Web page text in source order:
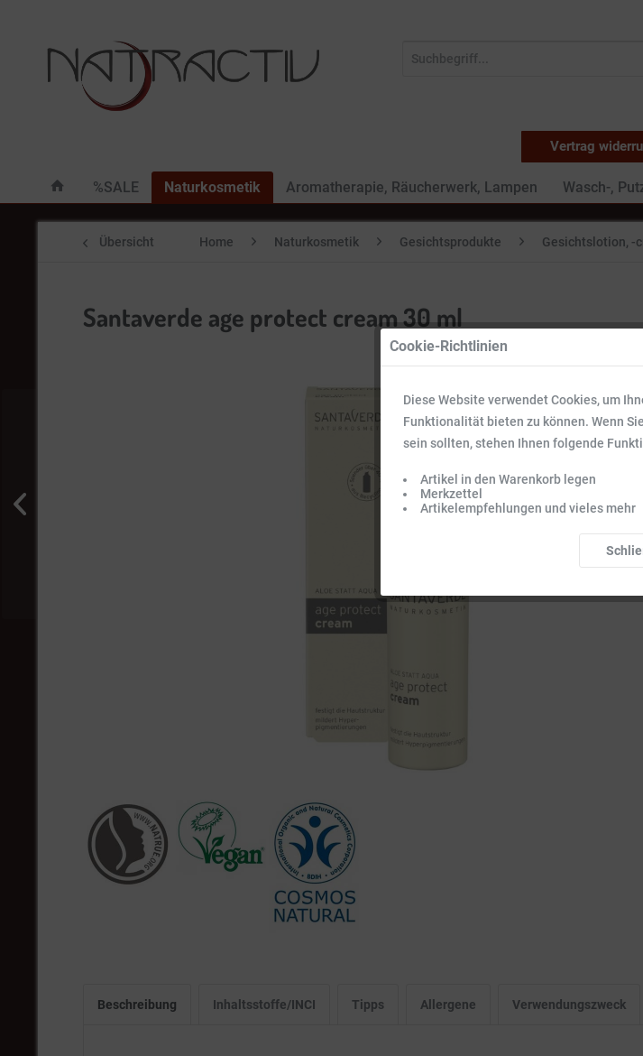
Vertrag
%SALE Naturkosmetik Aromatherapie, Räucherwerk, Lampen Wasch-,
Übersicht Home Naturkosmetik Gesichtsprodukte Gesichtslotion, -
Santaverde age protect cream 30 ml
Beschreibung Inhaltsstoffe/INCI Tipps Allergene Verwendungszweck
Cookie-Richtlinien
Diese Website verwendet Cookies, um
Funktionalität bieten zu können. Wenn
sein sollten, stehen Ihnen folgende
Artikel in den Warenkorb legen
Merkzettel
Artikelempfehlungen und vieles mehr